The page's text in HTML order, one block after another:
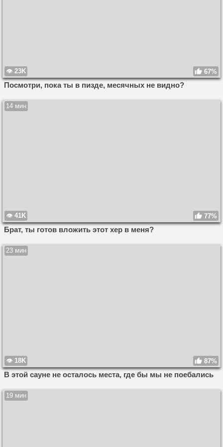
23K 67%
Посмотри, пока ты в пизде, месячных не видно?
14 мин
41K 77%
Брат, ты готов вложить этот хер в меня?
23 мин
18K 87%
В этой сауне не осталось места, где бы мы не поебались
19 мин